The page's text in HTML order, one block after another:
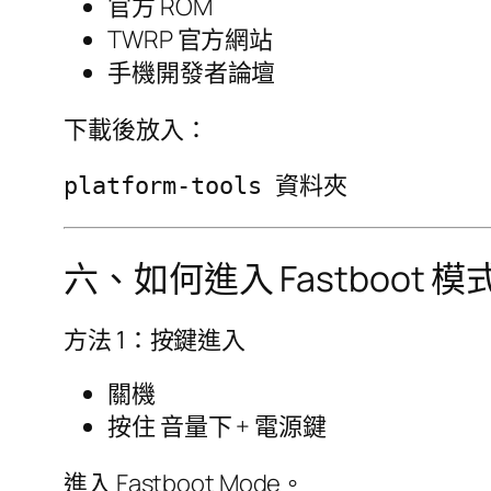
官方 ROM
TWRP 官方網站
手機開發者論壇
下載後放入：
六、如何進入 Fastboot 模
方法 1：按鍵進入
關機
按住 音量下 + 電源鍵
進入 Fastboot Mode。